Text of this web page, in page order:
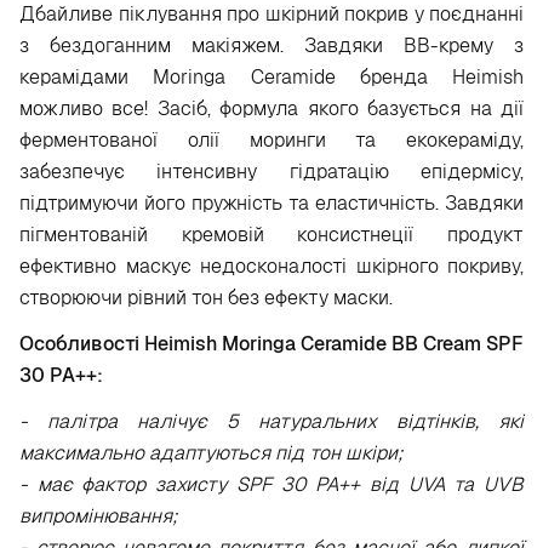
Дбайливе піклування про шкірний покрив у поєднанні
з бездоганним макіяжем. Завдяки BB-крему з
керамідами Moringa Ceramide бренда Heimish
можливо все! Засіб, формула якого базується на дії
ферментованої олії моринги та екокераміду,
забезпечує інтенсивну гідратацію епідермісу,
підтримуючи його пружність та еластичність. Завдяки
пігментованій кремовій консистнеції продукт
ефективно маскує недосконалості шкірного покриву,
створюючи рівний тон без ефекту маски.
Особливості Heimish Moringa Ceramide BB Cream SPF
30 PA++:
- палітра налічує 5 натуральних відтінків, які
максимально адаптуються під тон шкіри;
- має фактор захисту SPF 30 PA++ від UVA та UVB
випромінювання;